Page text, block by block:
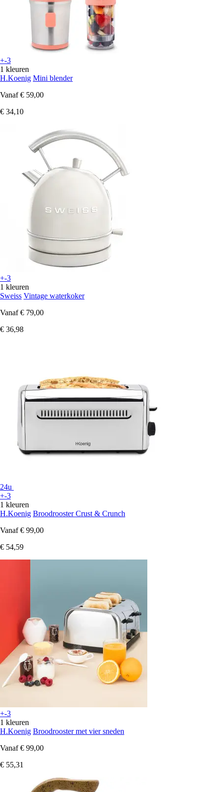
+-3
1 kleuren
H.Koenig Mini blender
Vanaf € 59,00
€ 34,10
+-3
1 kleuren
Sweiss Vintage waterkoker
Vanaf € 79,00
€ 36,98
24u
+-3
1 kleuren
H.Koenig Broodrooster Crust & Crunch
Vanaf € 99,00
€ 54,59
+-3
1 kleuren
H.Koenig Broodrooster met vier sneden
Vanaf € 99,00
€ 55,31